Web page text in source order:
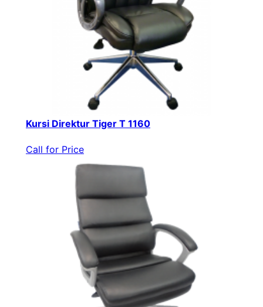
Kursi Direktur Tiger T 1160
Call for Price